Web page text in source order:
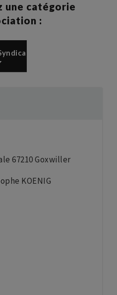
une catégorie
:
67210 Goxwiller
KOENIG